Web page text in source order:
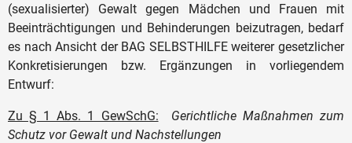
(sexualisierter) Gewalt gegen Mädchen und Frauen mit
Beeinträchtigungen und Behinderungen beizutragen, bedarf
es nach Ansicht der BAG SELBSTHILFE weiterer gesetzlicher
Konkretisierungen bzw. Ergänzungen in vorliegendem
Entwurf:
Zu § 1 Abs. 1 GewSchG:
Gerichtliche Maßnahmen zum
Schutz vor Gewalt und Nachstellungen